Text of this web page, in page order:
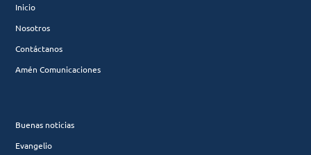
Inicio
Nosotros
Contáctanos
Amén Comunicaciones
Buenas noticias
Evangelio